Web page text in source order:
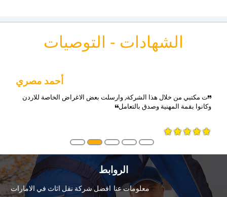
الشهادات - التوصيات
أحمد مصري
ت مكتبي من خلال هذا الشركة٫ وارسلت بعض الاغراض الخاصة للاردن
وكانوا بقمة المهنية وصدق بالتعامل
الروابط
افضل شركة نقل اثاث في الامارات معلومات عنا